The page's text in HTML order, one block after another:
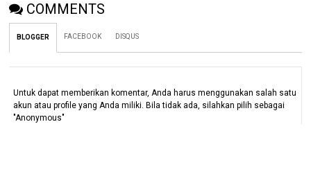
COMMENTS
BLOGGER FACEBOOK DISQUS
Untuk dapat memberikan komentar, Anda harus menggunakan salah satu
akun atau profile yang Anda miliki. Bila tidak ada, silahkan pilih sebagai
"Anonymous"